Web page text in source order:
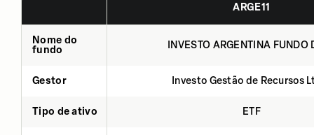
ARGE11
Nome do
fundo
INVESTO ARGENTINA FUNDO
Gestor Investo Gestão de Recursos
Tipo de ativo ETF